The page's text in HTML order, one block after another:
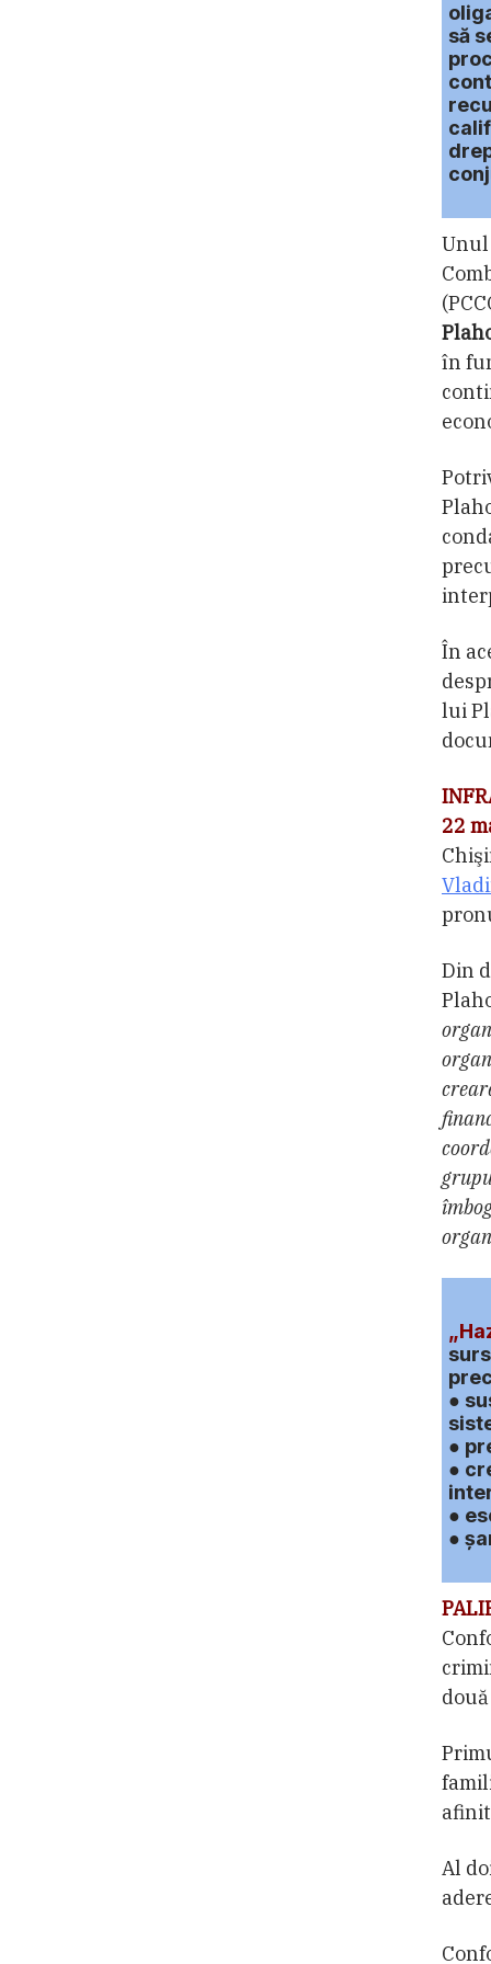
să
Unul
în
În
lui
22
Din
●
●
●
●
●
Al